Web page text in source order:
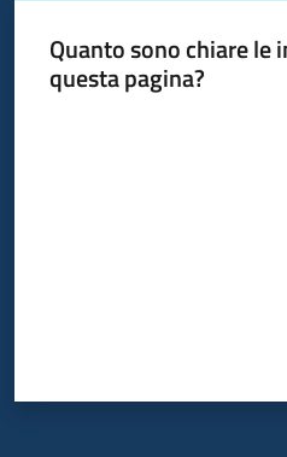
Quanto sono chiare le
questa pagina?